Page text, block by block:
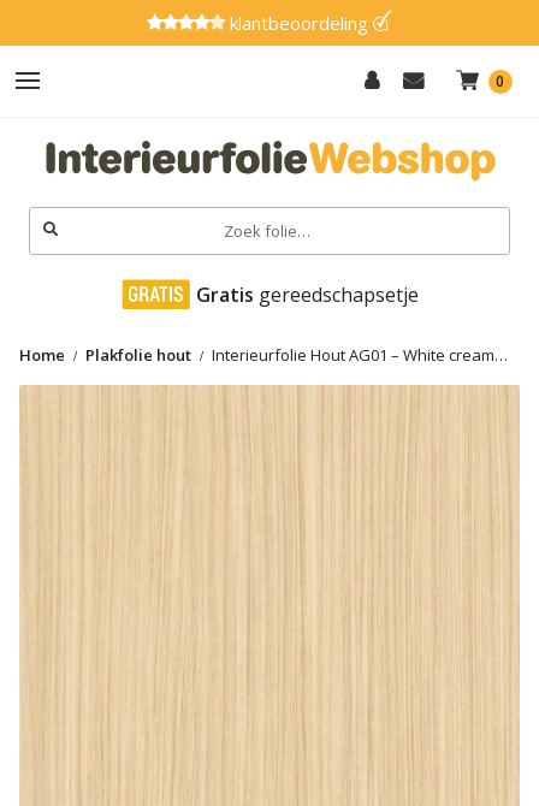
klantbeoordeling
0
Zoeken
naar:
Hout
Effen
Marmer
Glitter
Gratis gereedschapsetje
Home Plakfolie hout
Interieurfolie Hout AG01 – White cream
ash